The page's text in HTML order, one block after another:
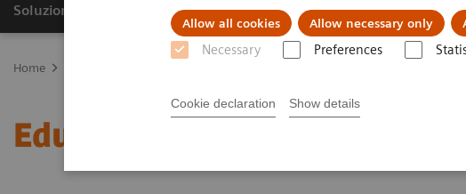
Allow all cookies Allow necessary only
Necessary Preferences
Cookie declaration Show details
Soluzioni e servizi Insights La nostra azienda
Home
Education Excellence Services